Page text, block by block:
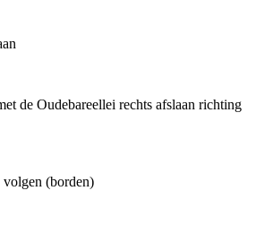
de Oudebareellei rechts afslaan richting
(borden)